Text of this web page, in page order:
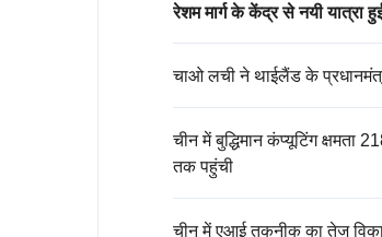
रेशम मार्ग के केंद्र से नयी यात्रा
चाओ लची ने थाईलैंड के
चीन में बुद्धिमान कंप्यूटिंग क्षमता
तक पहुंची
चीन में एआई तकनीक का तेज